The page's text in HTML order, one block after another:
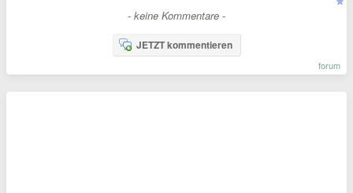
- keine Kommentare -
JETZT kommentieren
forum